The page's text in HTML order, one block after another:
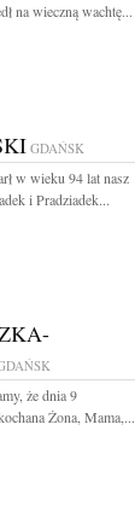
na wieczną wachtę...
GDAŃSK
w wieku 94 lat nasz
i Pradziadek...
że dnia 9
Żona, Mama,...